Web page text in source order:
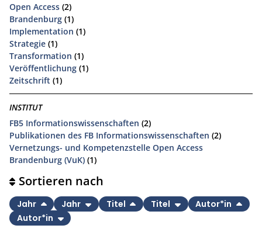
Open Access (2)
Brandenburg (1)
Implementation (1)
Strategie (1)
Transformation (1)
Veröffentlichung (1)
Zeitschrift (1)
INSTITUT
FB5 Informationswissenschaften (2)
Publikationen des FB Informationswissenschaften (2)
Vernetzungs- und Kompetenzstelle Open Access
Brandenburg (VuK) (1)
Sortieren nach
Jahr Jahr Titel Titel
Autor*in
Autor*in